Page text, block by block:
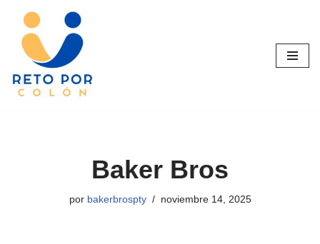
Saltar
contenido
Baker Bros
por bakerbrospty noviembre 14, 2025